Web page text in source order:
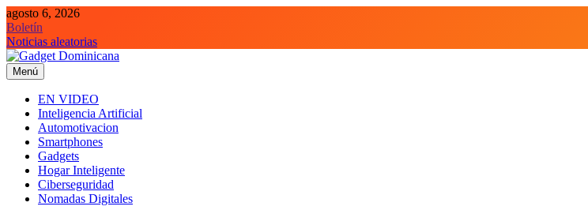
Saltar
al
contenido
agosto 6, 2026
Boletín
Noticias aleatorias
Gadget Dominicana
Gadgets y Tecnología de consumo
Menú
EN VIDEO
Inteligencia Artificial
Automotivacion
Smartphones
Gadgets
Hogar Inteligente
Ciberseguridad
Nomadas Digitales